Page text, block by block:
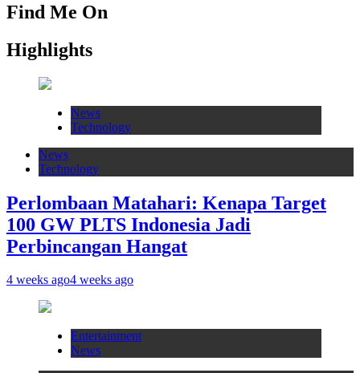
Find Me On
Highlights
News
Technology
News
Technology
Perlombaan Matahari: Kenapa Target
100 GW PLTS Indonesia Jadi
Perbincangan Hangat
4 weeks ago4 weeks ago
Entertainment
News